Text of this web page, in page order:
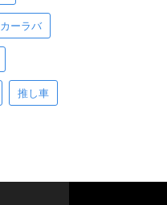
カーラバ
推し車